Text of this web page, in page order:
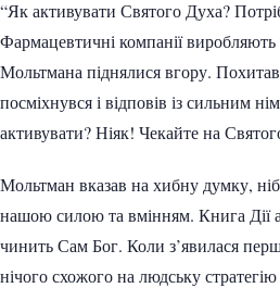
“Як активувати Святого Духа?
Фармацевтичні компанії виробляють
Мольтмана піднялися вгору.
посміхнувся і відповів із сильним
активувати? Ніяк! Чекайте на
Мольтман вказав на хибну думку,
нашою силою та вмінням. Книга Дії
чинить Сам Бог. Коли з’явилася
нічого схожого на людську